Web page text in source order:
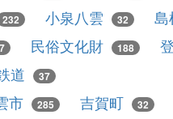
232 小泉八雲 32
民俗文化財 188
道 37
市 285 吉賀町 32